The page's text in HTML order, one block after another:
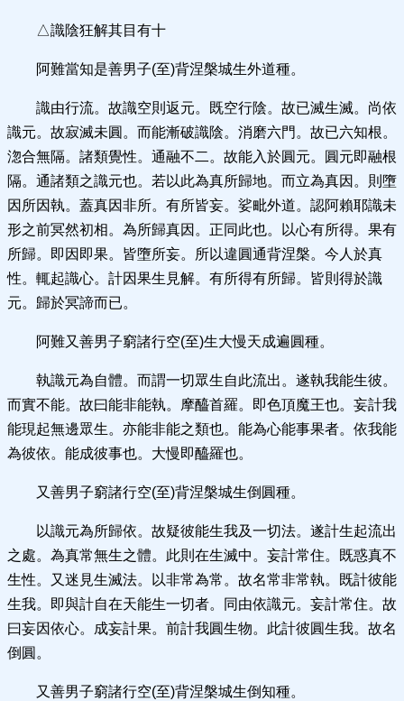
△識陰狂解其目有十
阿難當知是善男子(至)背涅槃城生外道種。
識由行流。故識空則返元。既空行陰。故已滅生滅。尚依
識元。故寂滅未圓。而能漸破識陰。消磨六門。故已六知根。
淴合無隔。諸類覺性。通融不二。故能入於圓元。圓元即融根
隔。通諸類之識元也。若以此為真所歸地。而立為真因。則墮
因所因執。蓋真因非所。有所皆妄。娑毗外道。認阿賴耶識未
形之前冥然初相。為所歸真因。正同此也。以心有所得。果有
所歸。即因即果。皆墮所妄。所以違圓通背涅槃。今人於真
性。輒起識心。計因果生見解。有所得有所歸。皆則得於識
元。歸於冥諦而已。
阿難又善男子窮諸行空(至)生大慢天成遍圓種。
執識元為自體。而謂一切眾生自此流出。遂執我能生彼。
而實不能。故曰能非能執。摩醯首羅。即色頂魔王也。妄計我
能現起無邊眾生。亦能非能之類也。能為心能事果者。依我能
為彼依。能成彼事也。大慢即醯羅也。
又善男子窮諸行空(至)背涅槃城生倒圓種。
以識元為所歸依。故疑彼能生我及一切法。遂計生起流出
之處。為真常無生之體。此則在生滅中。妄計常住。既惑真不
生性。又迷見生滅法。以非常為常。故名常非常執。既計彼能
生我。即與計自在天能生一切者。同由依識元。妄計常住。故
曰妄因依心。成妄計果。前計我圓生物。此計彼圓生我。故名
倒圓。
又善男子窮諸行空(至)背涅槃城生倒知種。